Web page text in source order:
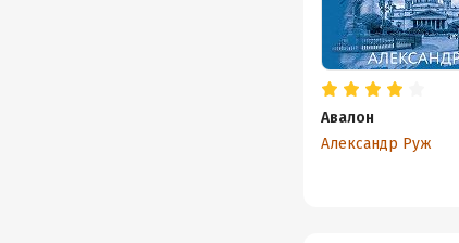
Авалон
Александр Руж